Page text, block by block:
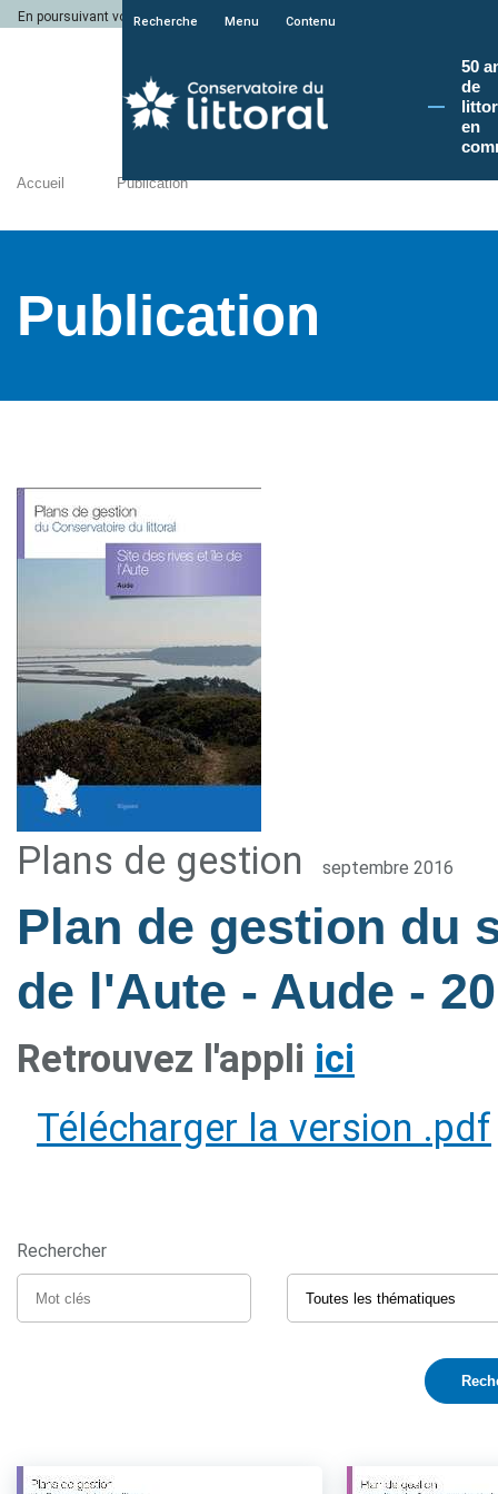
En poursuivant votre navigation sur le site du Conservatoire du littoral, vous
Recherche Menu Contenu
50
de
en
Accueil Publication
Publication
Plans de gestion septembre 2016
Plan de gestion du
de l'Aute - Aude -
Retrouvez l'appli ici
Télécharger la version .pdf
Rechercher